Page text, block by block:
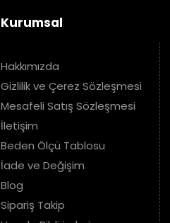
Kurumsal
Hakkımızda
Gizlilik ve Çerez Sözleşmesi
Mesafeli Satış Sözleşmesi
İletişim
Beden Ölçü Tablosu
İade ve Değişim
Blog
Sipariş Takip